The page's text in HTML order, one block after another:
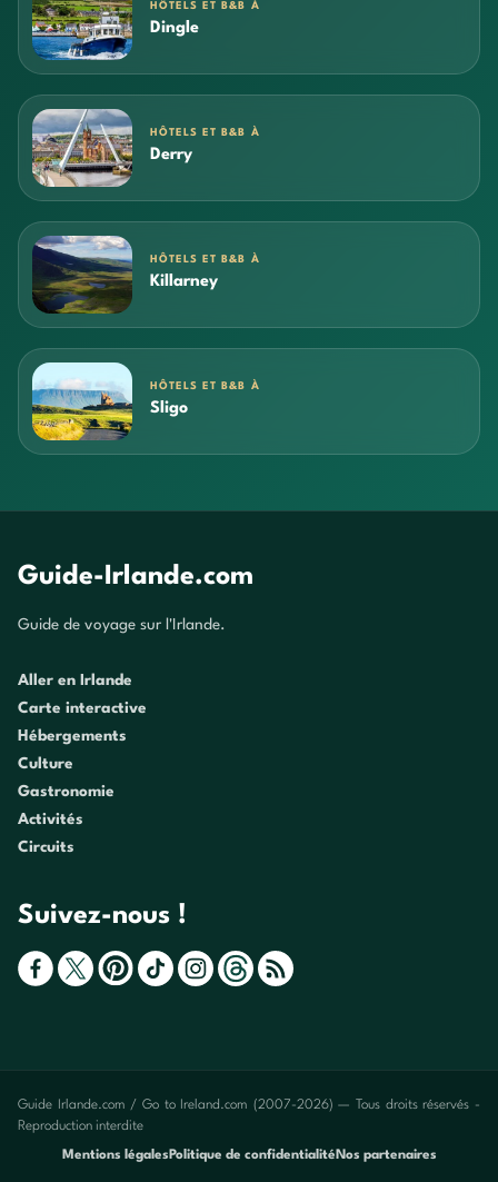
HÔTELS ET B&B À
Dingle
HÔTELS ET B&B À
Derry
HÔTELS ET B&B À
Killarney
HÔTELS ET B&B À
Sligo
Guide-Irlande.com
Guide de voyage sur l'Irlande.
Aller en Irlande
Carte interactive
Hébergements
Culture
Gastronomie
Activités
Circuits
Suivez-nous !
Guide Irlande.com / Go to Ireland.com (2007-2026) — Tous droits réservés -
Reproduction interdite
Mentions légales Politique de confidentialité Nos partenaires